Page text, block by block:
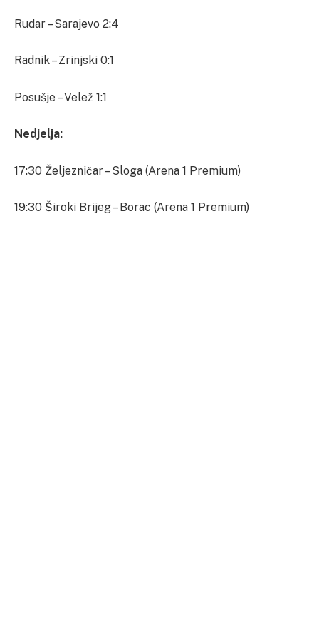
Rudar – Sarajevo 2:4
Radnik – Zrinjski 0:1
Posušje – Velež 1:1
Nedjelja:
17:30 Željezničar – Sloga (Arena 1 Premium)
19:30 Široki Brijeg – Borac (Arena 1 Premium)